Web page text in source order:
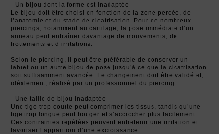
- Un bijou dont la forme est inadaptée
Le bijou doit être choisi en fonction de la zone percée, de
l’anatomie et du stade de cicatrisation. Pour de nombreux
piercings, notamment au cartilage, la pose immédiate d’un
anneau peut entraîner davantage de mouvements, de
frottements et d’irritations.
Selon le piercing, il peut être préférable de conserver un
labret ou un autre bijou de pose jusqu’à ce que la cicatrisation
soit suffisamment avancée. Le changement doit être validé et,
idéalement, réalisé par un professionnel du piercing.
- Une taille de bijou inadaptée
Une tige trop courte peut comprimer les tissus, tandis qu’une
tige trop longue peut bouger et s’accrocher plus facilement.
Ces contraintes répétées peuvent entretenir une irritation et
favoriser l’apparition d’une excroissance.